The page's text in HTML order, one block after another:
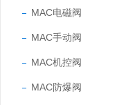
MAC电磁阀
MAC手动阀
MAC机控阀
MAC防爆阀